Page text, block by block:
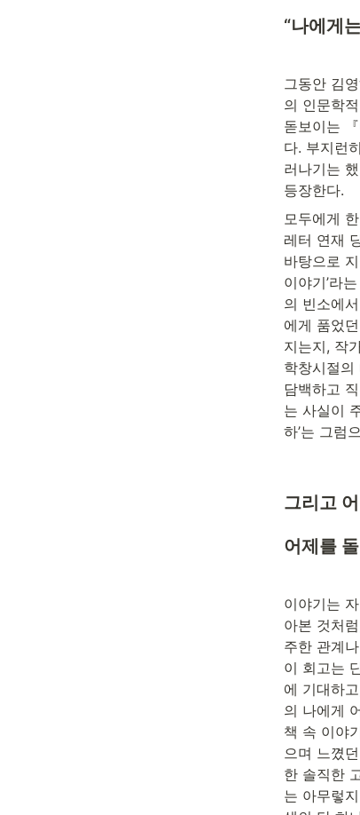
“나에게
그동안 김
의 인문학
돋보이는
다. 부지런
러나기는
등장한다.
모두에게
레터 연재
바탕으로
이야기’라
의 빈소에
에게 품었
지는지, 작
학창시절
담백하고
는 사실이
하’는 그럼
그리고
어제를
이야기는
아본 것처
주한 관계
이 회고는
에 기대하
의 나에게
책 속 이야
으며 느꼈
한 솔직한
는 아무렇